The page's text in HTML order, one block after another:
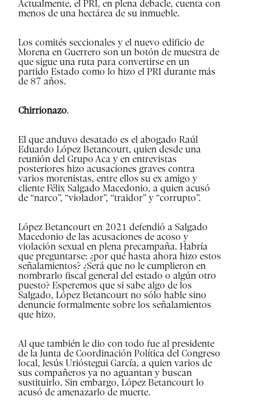
Actualmente, el PRI, en plena debacle, cuenta con
menos de una hectárea de su inmueble.
Los comités seccionales y el nuevo edificio de
Morena en Guerrero son un botón de muestra de
que sigue una ruta para convertirse en un
partido Estado como lo hizo el PRI durante más
de 87 años.
Chirrionazo.
El que anduvo desatado es el abogado Raúl
Eduardo López Betancourt, quien desde una
reunión del Grupo Aca y en entrevistas
posteriores hizo acusaciones graves contra
varios morenistas, entre ellos su ex amigo y
cliente Félix Salgado Macedonio, a quien acusó
de “narco”, “violador”, “traidor” y “corrupto”.
López Betancourt en 2021 defendió a Salgado
Macedonio de las acusaciones de acoso y
violación sexual en plena precampaña. Habría
que preguntarse: ¿por qué hasta ahora hizo estos
señalamientos? ¿Será que no le cumplieron en
nombrarlo fiscal general del estado o algún otro
puesto? Esperemos que si sabe algo de los
Salgado, López Betancourt no sólo hable sino
denuncie formalmente sobre los señalamientos
que hizo.
Al que también le dio con todo fue al presidente
de la Junta de Coordinación Política del Congreso
local, Jesús Urióstegui García, a quien varios de
sus compañeros ya no aguantan y buscan
sustituirlo. Sin embargo, López Betancourt lo
acusó de amenazarlo de muerte.